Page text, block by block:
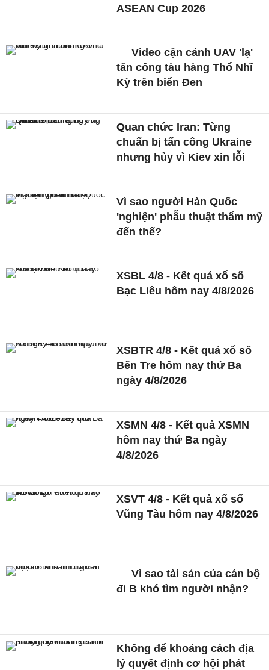
ASEAN Cup 2026
Video cận cảnh UAV 'lạ'
tấn công tàu hàng Thổ Nhĩ
Kỳ trên biển Đen
Quan chức Iran: Từng
chuẩn bị tấn công Ukraine
nhưng hủy vì Kiev xin lỗi
Vì sao người Hàn Quốc
'nghiện' phẫu thuật thẩm mỹ
đến thế?
XSBL 4/8 - Kết quả xổ số
Bạc Liêu hôm nay 4/8/2026
XSBTR 4/8 - Kết quả xổ số
Bến Tre hôm nay thứ Ba
ngày 4/8/2026
XSMN 4/8 - Kết quả XSMN
hôm nay thứ Ba ngày
4/8/2026
XSVT 4/8 - Kết quả xổ số
Vũng Tàu hôm nay 4/8/2026
Vì sao tài sản của cán bộ
đi B khó tìm người nhận?
Không để khoảng cách địa
lý quyết định cơ hội phát